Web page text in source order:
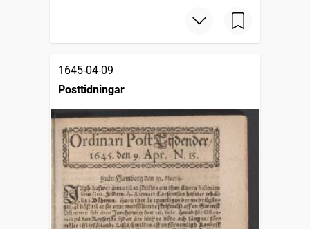
1645-04-09
Posttidningar